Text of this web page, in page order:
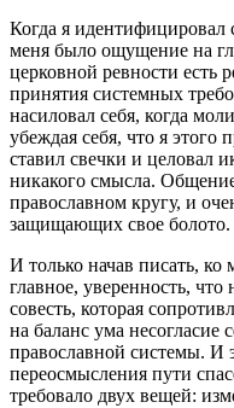
Когда я идентифицировал
меня было ощущение на
церковной ревности есть
принятия системных
насиловал себя, когда
убеждая себя, что я
ставил свечки и целовал
никакого смысла.
православном кругу, и
защищающих свое болото.
И только начав писать,
главное, уверенность,
совесть, которая
на баланс ума несогласие
православной системы. И
переосмысления пути
требовало двух вещей: